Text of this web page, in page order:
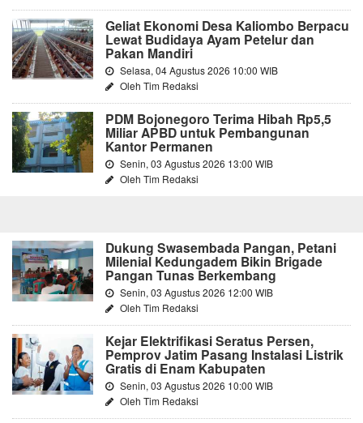
Geliat Ekonomi Desa Kaliombo Berpacu
Lewat Budidaya Ayam Petelur dan
Pakan Mandiri
Selasa, 04 Agustus 2026 10:00 WIB
Oleh Tim Redaksi
PDM Bojonegoro Terima Hibah Rp5,5
Miliar APBD untuk Pembangunan
Kantor Permanen
Senin, 03 Agustus 2026 13:00 WIB
Oleh Tim Redaksi
Dukung Swasembada Pangan, Petani
Milenial Kedungadem Bikin Brigade
Pangan Tunas Berkembang
Senin, 03 Agustus 2026 12:00 WIB
Oleh Tim Redaksi
Kejar Elektrifikasi Seratus Persen,
Pemprov Jatim Pasang Instalasi Listrik
Gratis di Enam Kabupaten
Senin, 03 Agustus 2026 10:00 WIB
Oleh Tim Redaksi